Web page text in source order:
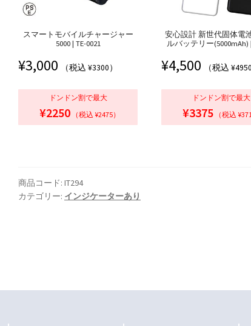
スマートモバイルチャージャー
5000 | TE-0021
¥3,000 （税込 ¥3300）
ドンドン割で最大
¥2250 （税込 ¥2475）
安心設計 新世代固体電
ルバッテリー(5000mAh)
¥4,500 （税込 ¥4950
ドンドン割で最大
¥3375 （税込
商品コード: IT294
カテゴリー: インジケーターあり